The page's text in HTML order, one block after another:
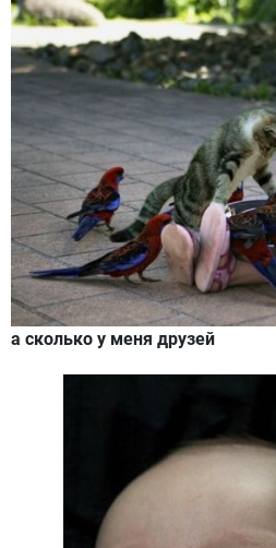
а сколько у меня друзей